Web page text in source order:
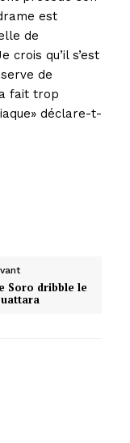
est
de
crois qu’il s’est
de
fait trop
déclare-t-
Soro dribble le